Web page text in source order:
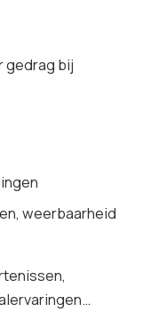
gedrag bij
weerbaarheid